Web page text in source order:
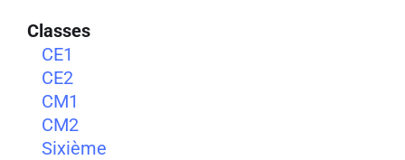
Classes
CE1
CE2
CM1
CM2
Sixième